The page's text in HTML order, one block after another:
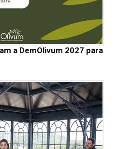
a DemOlivum 2027 para